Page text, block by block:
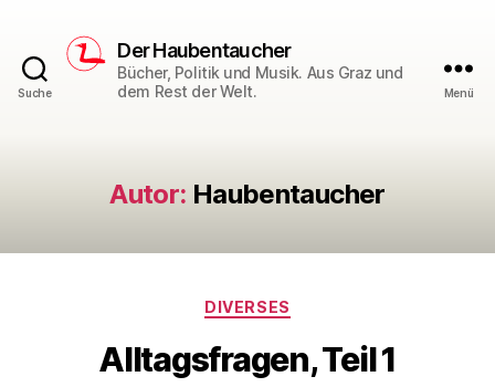
Suche
Der Haubentaucher
Bücher, Politik und Musik. Aus Graz und
dem Rest der Welt.
Menü
Autor: Haubentaucher
Kategorien
DIVERSES
Alltagsfragen, Teil 1